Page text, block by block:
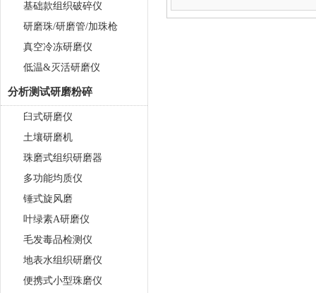
基础款组织破碎仪
研磨珠/研磨管/加珠枪
真空冷冻研磨仪
低温&灭活研磨仪
分析测试研磨粉碎
臼式研磨仪
土壤研磨机
珠磨式组织研磨器
多功能均质仪
锤式旋风磨
叶绿素A研磨仪
毛发毒品检测仪
地表水组织研磨仪
便携式小型珠磨仪